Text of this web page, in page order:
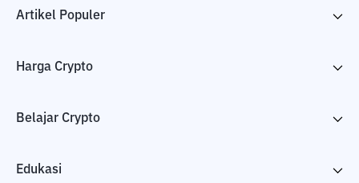
Artikel Populer
Harga Crypto
Belajar Crypto
Edukasi